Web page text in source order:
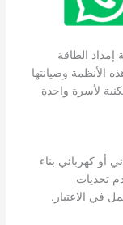
الطاقة
الأنظمة وصيانتها
لأسرة واحدة
أو كهربائي بناء
تحديات
في الاعتبار.